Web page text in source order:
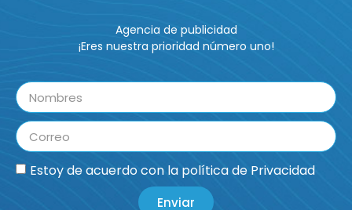
Agencia de publicidad
¡Eres nuestra prioridad número uno!
Estoy de acuerdo con la política de Privacidad
Enviar